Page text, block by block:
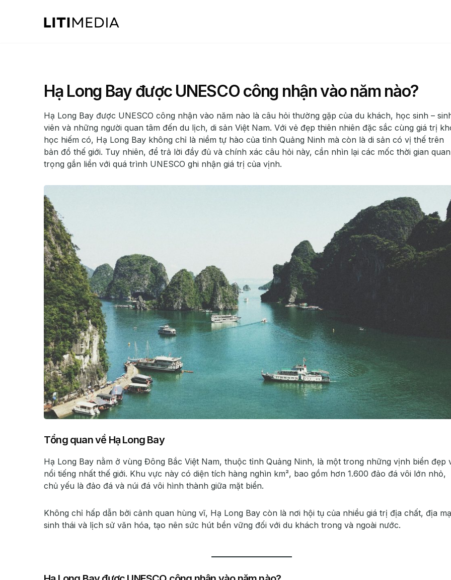
Hạ Long Bay được UNESCO công nhận vào năm nào?
Hạ Long Bay được UNESCO công nhận vào năm nào là câu hỏi thường gặp của du khách, học sinh –
viên và những người quan tâm đến du lịch, di sản Việt Nam. Với vẻ đẹp thiên nhiên đặc sắc cùng giá trị
học hiếm có, Hạ Long Bay không chỉ là niềm tự hào của tỉnh Quảng Ninh mà còn là di sản có vị thế trên
bản đồ thế giới. Tuy nhiên, để trả lời đầy đủ và chính xác câu hỏi này, cần nhìn lại các mốc thời gian quan
trọng gắn liền với quá trình UNESCO ghi nhận giá trị của vịnh.
Tổng quan về Hạ Long Bay
Hạ Long Bay nằm ở vùng Đông Bắc Việt Nam, thuộc tỉnh Quảng Ninh, là một trong những vịnh biển đẹp
nổi tiếng nhất thế giới. Khu vực này có diện tích hàng nghìn km², bao gồm hơn 1.600 đảo đá vôi lớn nhỏ,
chủ yếu là đảo đá và núi đá vôi hình thành giữa mặt biển.
Không chỉ hấp dẫn bởi cảnh quan hùng vĩ, Hạ Long Bay còn là nơi hội tụ của nhiều giá trị địa chất, địa
sinh thái và lịch sử văn hóa, tạo nên sức hút bền vững đối với du khách trong và ngoài nước.